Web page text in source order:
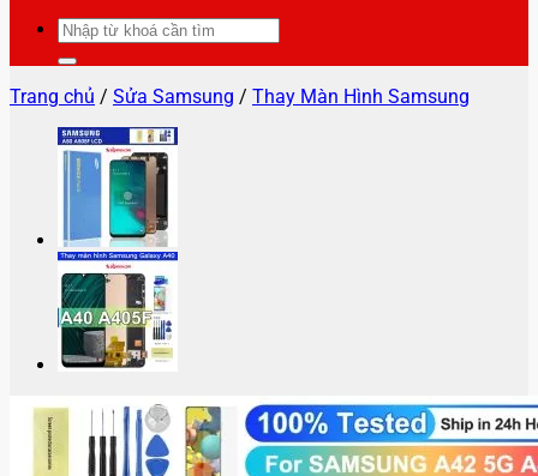
Tìm
kiếm:
Trang chủ / Sửa Samsung / Thay Màn Hình Samsung